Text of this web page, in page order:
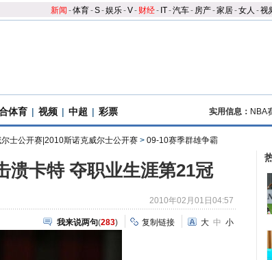
新闻 -体育-S-娱乐-V- 财经- IT-汽车- 房产-家居-女人 -视
体育 | 视频 | 中超 | 彩票 实用信息： NBA
尔士公开赛|2010斯诺克威尔士公开赛 > 09-10赛季群雄争霸
溃卡特 夺职业生涯第21冠
2010年02月01日04:57
我来说两句(283) 复制链接 大 中 小